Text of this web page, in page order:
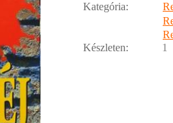
Kategória:
Készleten:
1